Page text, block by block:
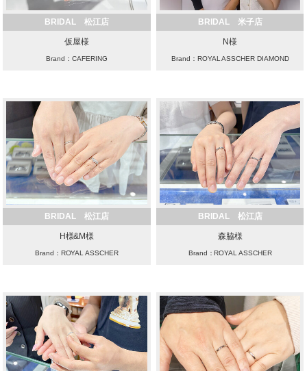
BRIDAL 松江店
仮屋様
Brand：CAFERING
BRIDAL 米子店
N様
Brand：ROYAL ASSCHER DIAMOND
BRIDAL 松江店
H様&M様
Brand：ROYAL ASSCHER
BRIDAL 松江店
森脇様
Brand：ROYAL ASSCHER